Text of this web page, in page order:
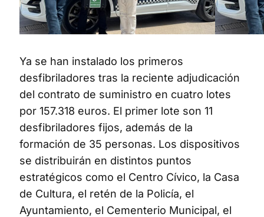
Ya se han instalado los primeros
desfibriladores tras la reciente adjudicación
del contrato de suministro en cuatro lotes
por 157.318 euros. El primer lote son 11
desfibriladores fijos, además de la
formación de 35 personas. Los dispositivos
se distribuirán en distintos puntos
estratégicos como el Centro Cívico, la Casa
de Cultura, el retén de la Policía, el
Ayuntamiento, el Cementerio Municipal, el